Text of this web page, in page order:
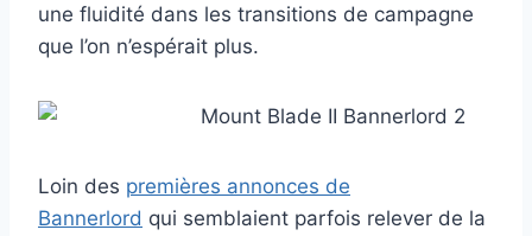
une fluidité dans les transitions de campagne
que l’on n’espérait plus.
Loin des premières annonces de
Bannerlord qui semblaient parfois relever de la